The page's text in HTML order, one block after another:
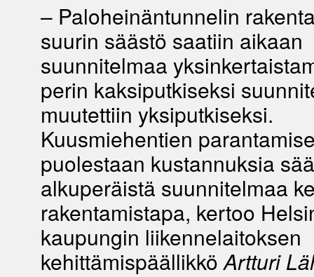
– Paloheinäntunnelin
suurin säästö saatiin aikaan
suunnitelmaa
perin kaksiputkiseksi
muutettiin yksiputkiseksi.
Kuusmiehentien
puolestaan kustannuksia
alkuperäistä suunnitelmaa
rakentamistapa, kertoo
kaupungin liikennelaitoksen
kehittämispäällikköArtturi